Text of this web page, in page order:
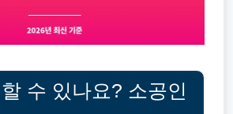
수 있나요? 소공인